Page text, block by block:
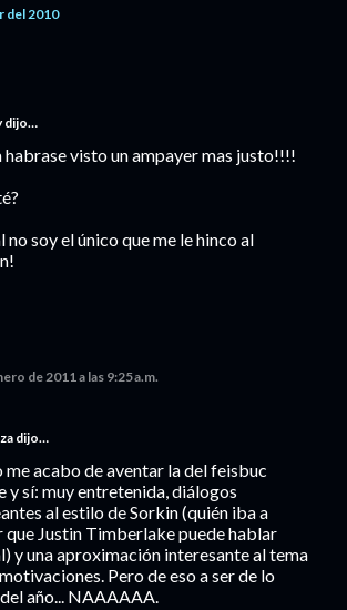
del 2010
dijo…
habrase visto un ampayer mas justo!!!!
no soy el único que me le hinco al
de 2011 a las 9:25 a.m.
dijo…
me acabo de aventar la del feisbuc
y sí: muy entretenida, diálogos
al estilo de Sorkin (quién iba a
que Justin Timberlake puede hablar
y una aproximación interesante al tema
Pero de eso a ser de lo
año... NAAAAAA.